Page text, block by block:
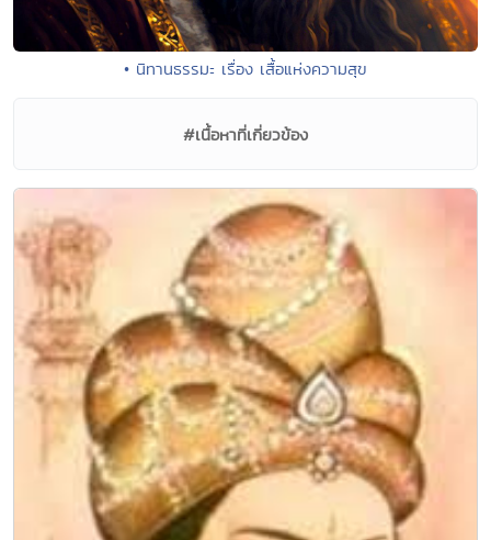
• นิทานธรรมะ เรื่อง เสื้อแห่งความสุข
#เนื้อหาที่เกี่ยวข้อง